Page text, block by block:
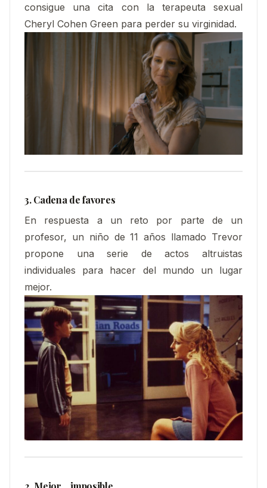
consigue una cita con la terapeuta sexual
Cheryl Cohen Green para perder su virginidad.
3. Cadena de favores
En respuesta a un reto por parte de un
profesor, un niño de 11 años llamado Trevor
propone una serie de actos altruistas
individuales para hacer del mundo un lugar
mejor.